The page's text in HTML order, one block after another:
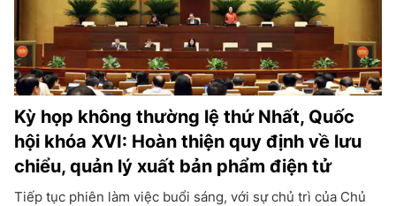
Kỳ họp không thường lệ thứ Nhất, Quốc
hội khóa XVI: Hoàn thiện quy định về lưu
chiểu, quản lý xuất bản phẩm điện tử
Tiếp tục phiên làm việc buổi sáng, với sự chủ trì của Chủ